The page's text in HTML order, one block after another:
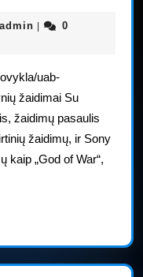
auto_admin
0
uab-
žaidimai Su
žaidimų pasaulis
žaidimų, ir Sony
kaip „God of War“,